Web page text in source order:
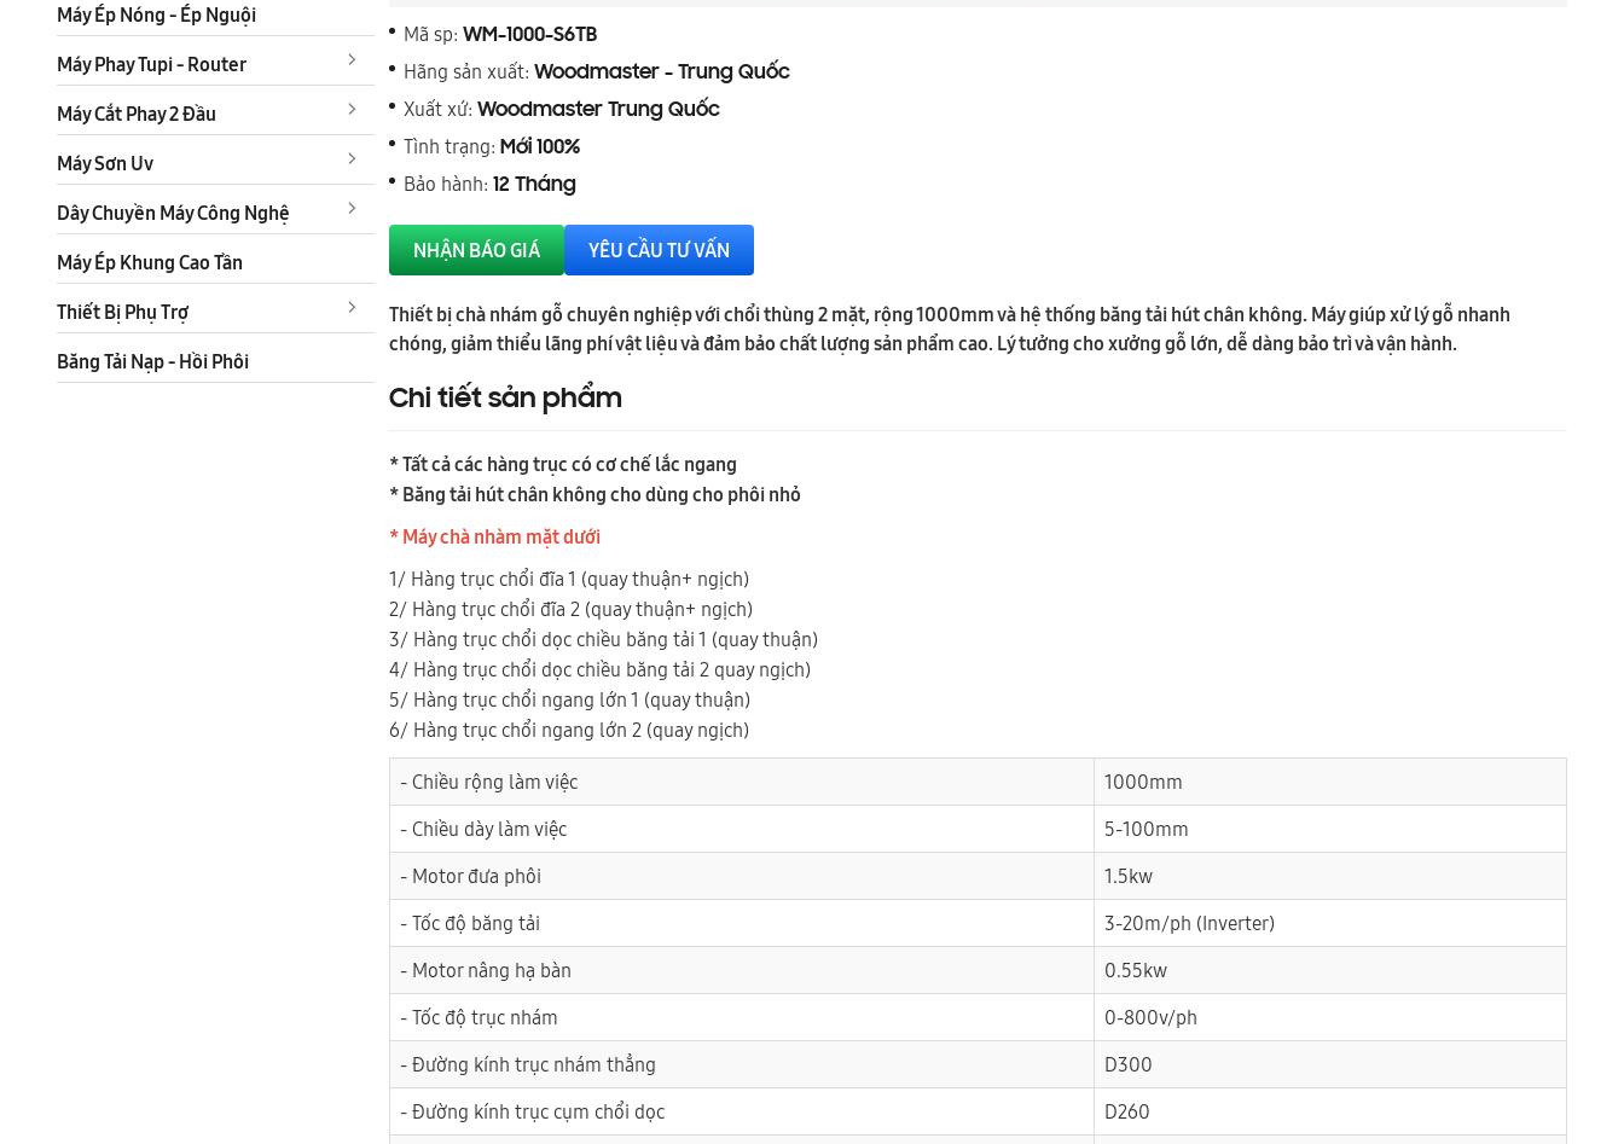
Máy Ép Nóng - Ép Nguội
Máy Phay Tupi - Router
Máy Cắt Phay 2 Đầu
Máy Sơn Uv
Dây Chuyền Máy Công Nghệ
Máy Ép Khung Cao Tần
Thiết Bị Phụ Trợ
Băng Tải Nạp - Hồi Phôi
Mã sp: WM-1000-S6TB
Hãng sản xuất: Woodmaster - Trung Quốc
Xuất xứ: Woodmaster Trung Quốc
Tình trạng: Mới 100%
Bảo hành: 12 Tháng
NHẬN BÁO GIÁ YÊU CẦU TƯ VẤN
Thiết bị chà nhám gỗ chuyên nghiệp với chổi thùng 2 mặt, rộng 1000mm và hệ thống băng tải hút chân không. Máy giúp xử lý gỗ nhanh
chóng, giảm thiểu lãng phí vật liệu và đảm bảo chất lượng sản phẩm cao. Lý tưởng cho xưởng gỗ lớn, dễ dàng bảo trì và vận hành.
Chi tiết sản phẩm
* Tất cả các hàng trục có cơ chế lắc ngang
* Băng tải hút chân không cho dùng cho phôi nhỏ
* Máy chà nhàm mặt dưới
1/ Hàng trục chổi đĩa 1 (quay thuận+ ngịch)
2/ Hàng trục chổi đĩa 2 (quay thuận+ ngịch)
3/ Hàng trục chổi dọc chiều băng tải 1 (quay thuận)
4/ Hàng trục chổi dọc chiều băng tải 2 quay ngịch)
5/ Hàng trục chổi ngang lớn 1 (quay thuận)
6/ Hàng trục chổi ngang lớn 2 (quay ngịch)
- Chiều rộng làm việc
1000mm
- Chiều dày làm việc
5-100mm
- Motor đưa phôi
1.5kw
- Tốc độ băng tải
3-20m/ph (Inverter)
- Motor nâng hạ bàn
0.55kw
- Tốc độ trục nhám
0-800v/ph
- Đường kính trục nhám thẳng
D300
- Đường kính trục cụm chổi dọc
D260